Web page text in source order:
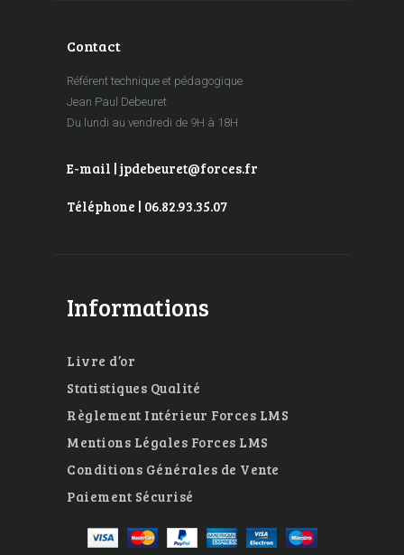
Contact
Référent technique et pédagogique
Jean Paul Debeuret
Du lundi au vendredi de 9H à 18H
E-mail | jpdebeuret@forces.fr
Téléphone | 06.82.93.35.07
Informations
Livre d’or
Statistiques Qualité
Règlement Intérieur Forces LMS
Mentions Légales Forces LMS
Conditions Générales de Vente
Paiement Sécurisé